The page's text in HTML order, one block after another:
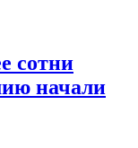
сотни
начали